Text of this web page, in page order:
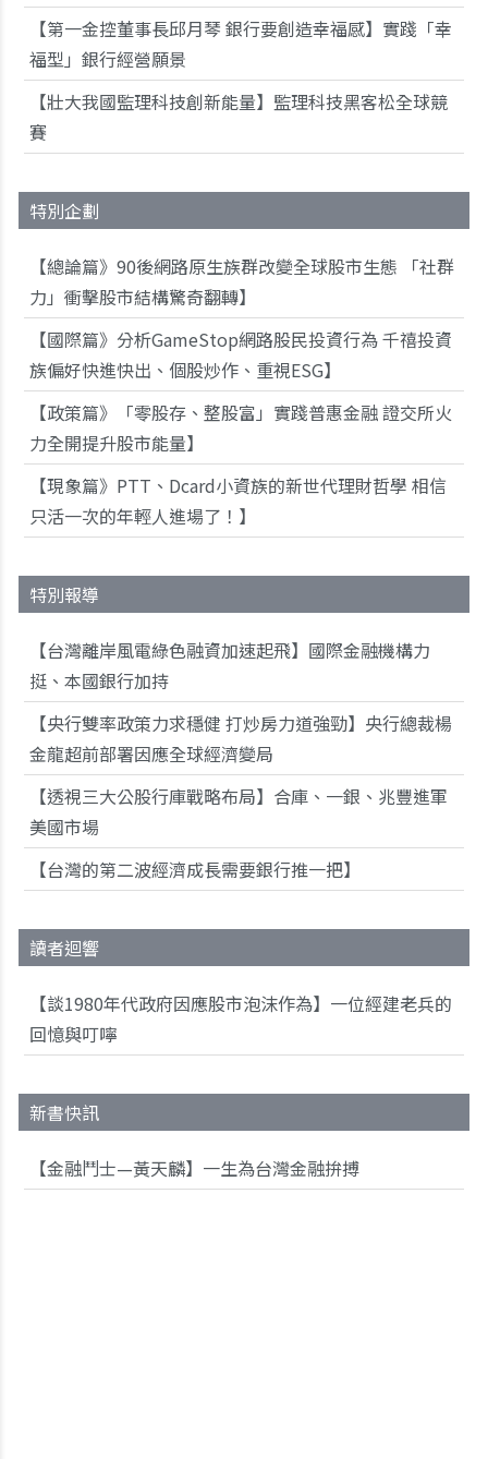
【第一金控董事長邱月琴 銀行要創造幸福感】實踐「幸
福型」銀行經營願景
【壯大我國監理科技創新能量】監理科技黑客松全球競
賽
特別企劃
【總論篇》90後網路原生族群改變全球股市生態 「社群
力」衝擊股市結構驚奇翻轉】
【國際篇》分析GameStop網路股民投資行為 千禧投資
族偏好快進快出、個股炒作、重視ESG】
【政策篇》「零股存、整股富」實踐普惠金融 證交所火
力全開提升股市能量】
【現象篇》PTT、Dcard小資族的新世代理財哲學 相信
只活一次的年輕人進場了！】
特別報導
【台灣離岸風電綠色融資加速起飛】國際金融機構力
挺、本國銀行加持
【央行雙率政策力求穩健 打炒房力道強勁】央行總裁楊
金龍超前部署因應全球經濟變局
【透視三大公股行庫戰略布局】合庫、一銀、兆豐進軍
美國市場
【台灣的第二波經濟成長需要銀行推一把】
讀者迴響
【談1980年代政府因應股市泡沫作為】一位經建老兵的
回憶與叮嚀
新書快訊
【金融鬥士—黃天麟】一生為台灣金融拚搏